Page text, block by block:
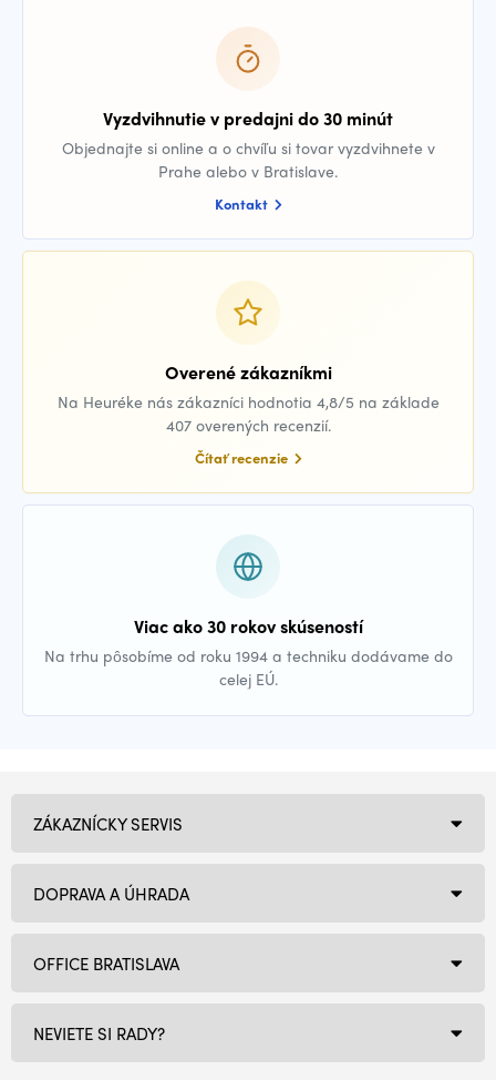
Vyzdvihnutie v predajni do 30 minút
Objednajte si online a o chvíľu si tovar vyzdvihnete v
Prahe alebo v Bratislave.
Kontakt
Overené zákazníkmi
Na Heuréke nás zákazníci hodnotia 4,8/5 na základe
407 overených recenzií.
Čítať recenzie
Viac ako 30 rokov skúseností
Na trhu pôsobíme od roku 1994 a techniku dodávame do
celej EÚ.
OFFICE BRATISLAVA
NEVIETE SI RADY?
ZÁKAZNÍCKY SERVIS
DOPRAVA A ÚHRADA